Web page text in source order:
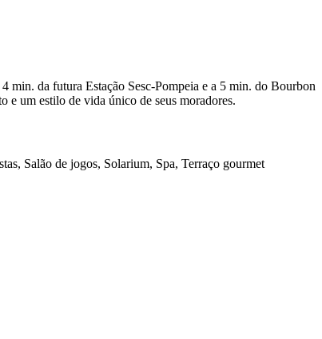
min. da futura Estação Sesc-Pompeia e a 5 min. do Bourbon
e um estilo de vida único de seus moradores.
Salão de jogos, Solarium, Spa, Terraço gourmet